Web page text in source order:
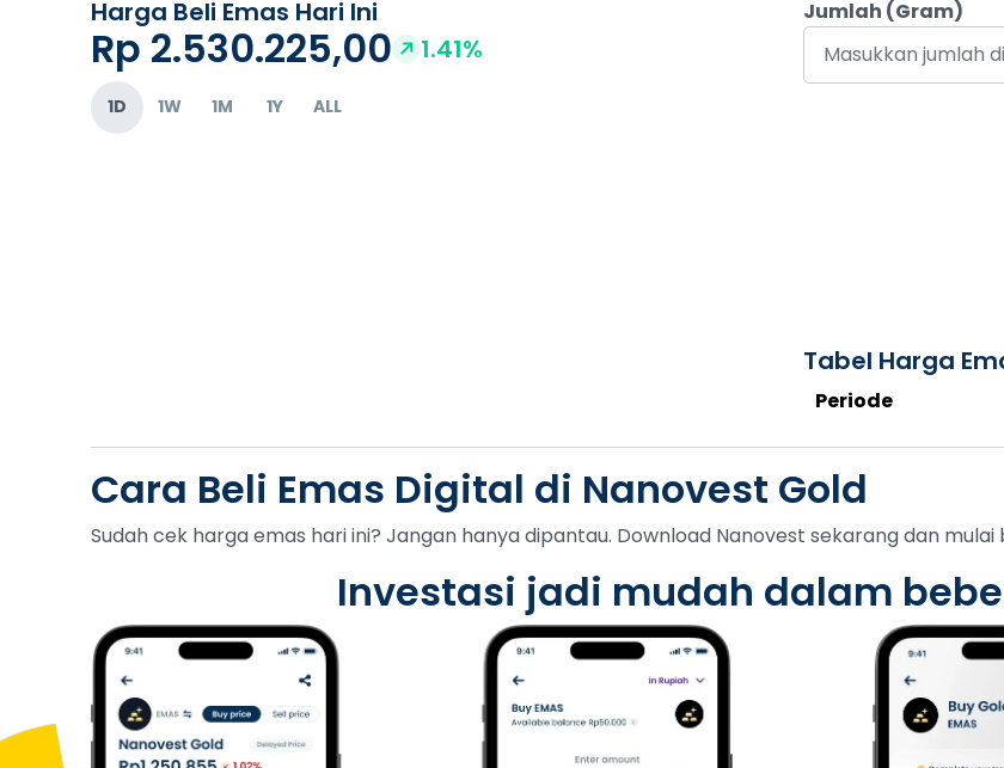
Harga Beli Emas Hari Ini
Rp 2.530.225,00 1.41%
1D 1W 1M 1Y ALL
Jumlah (Gram)
Tabel Harga
Periode
Cara Beli Emas Digital di Nanovest Gold
Sudah cek harga emas hari ini? Jangan hanya dipantau. Download Nanovest sekarang dan
Investasi jadi mudah dalam